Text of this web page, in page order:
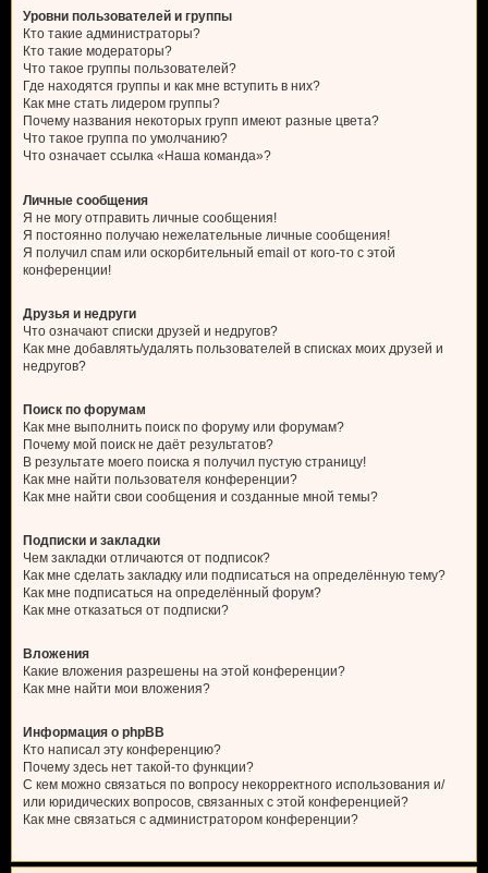
Уровни пользователей и группы
Кто такие администраторы?
Кто такие модераторы?
Что такое группы пользователей?
Где находятся группы и как мне вступить в них?
Как мне стать лидером группы?
Почему названия некоторых групп имеют разные цвета?
Что такое группа по умолчанию?
Что означает ссылка «Наша команда»?
Личные сообщения
Я не могу отправить личные сообщения!
Я постоянно получаю нежелательные личные сообщения!
Я получил спам или оскорбительный email от кого-то с этой
конференции!
Друзья и недруги
Что означают списки друзей и недругов?
Как мне добавлять/удалять пользователей в списках моих друзей и
недругов?
Поиск по форумам
Как мне выполнить поиск по форуму или форумам?
Почему мой поиск не даёт результатов?
В результате моего поиска я получил пустую страницу!
Как мне найти пользователя конференции?
Как мне найти свои сообщения и созданные мной темы?
Подписки и закладки
Чем закладки отличаются от подписок?
Как мне сделать закладку или подписаться на определённую тему?
Как мне подписаться на определённый форум?
Как мне отказаться от подписки?
Вложения
Какие вложения разрешены на этой конференции?
Как мне найти мои вложения?
Информация о phpBB
Кто написал эту конференцию?
Почему здесь нет такой-то функции?
С кем можно связаться по вопросу некорректного использования и/
или юридических вопросов, связанных с этой конференцией?
Как мне связаться с администратором конференции?